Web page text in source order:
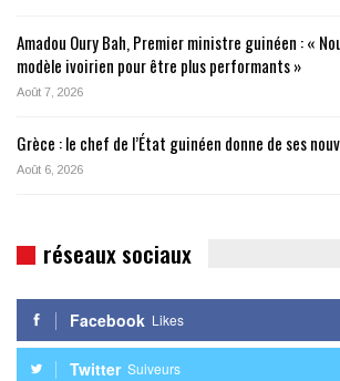
Amadou Oury Bah, Premier ministre guinéen : «
modèle ivoirien pour être plus performants »
Août 7, 2026
Grèce : le chef de l’État guinéen donne de ses
Août 6, 2026
réseaux sociaux
Facebook Likes
Twitter Suiveurs